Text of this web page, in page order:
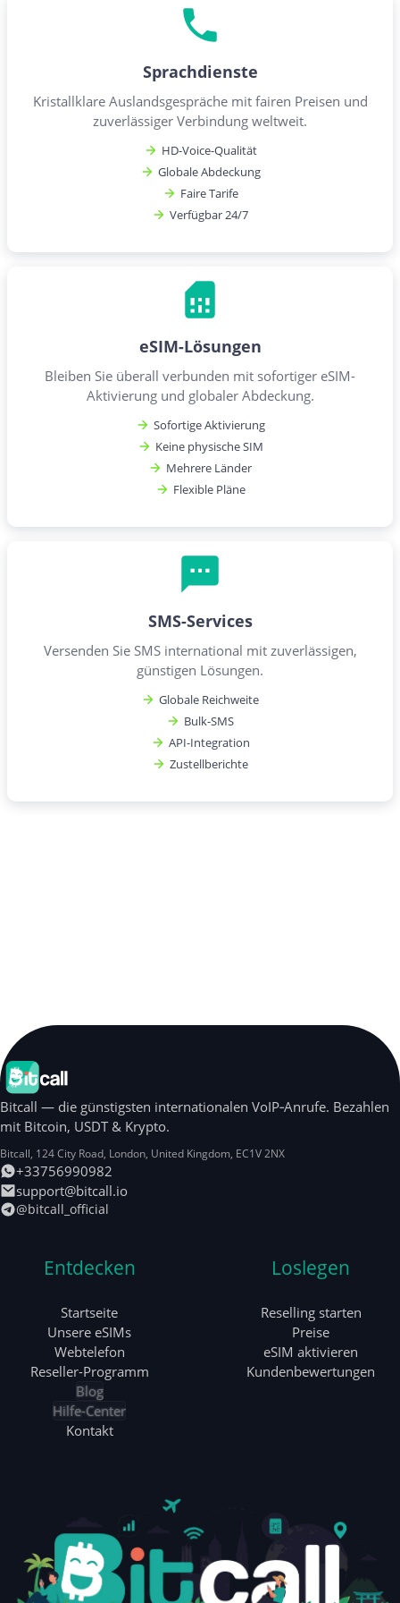
Sprachdienste
Kristallklare Auslandsgespräche mit fairen Preisen und
zuverlässiger Verbindung weltweit.
HD-Voice-Qualität
Globale Abdeckung
Faire Tarife
Verfügbar 24/7
eSIM-Lösungen
Bleiben Sie überall verbunden mit sofortiger eSIM-
Aktivierung und globaler Abdeckung.
Sofortige Aktivierung
Keine physische SIM
Mehrere Länder
Flexible Pläne
SMS-Services
Versenden Sie SMS international mit zuverlässigen,
günstigen Lösungen.
Globale Reichweite
Bulk-SMS
API-Integration
Zustellberichte
Bitcall — die günstigsten internationalen VoIP‑Anrufe. Bezahlen
mit Bitcoin, USDT & Krypto.
Bitcall, 124 City Road, London, United Kingdom, EC1V 2NX
+33756990982
support@bitcall.io
@bitcall_official
Entdecken
Startseite
Unsere eSIMs
Webtelefon
Reseller-Programm
Blog
Hilfe-Center
Kontakt
Loslegen
Reselling starten
Preise
eSIM aktivieren
Kundenbewertungen